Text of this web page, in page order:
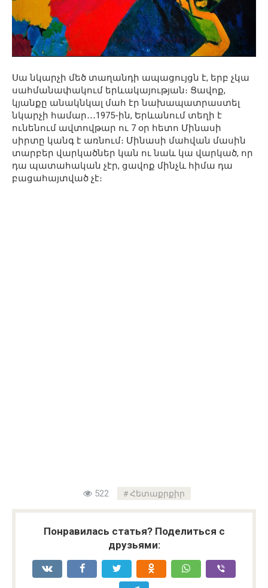
Սա նկարչի մեծ տաղանդի ապացույցն է, երբ չկա
սահմանափակում երևակայության։ Ցավոք,
կյանքը անակնկալ մահ էր նախապատրաստել
նկարչի համար․․․1975-ին, Երևանում տեղի է
ունենում ավտովթար ու 7 օր հետո Մինասի
սիրտը կանգ է առնում։ Մինասի մահվան մասին
տարբեր վարկածներ կան ու նաև կա վարկած, որ
դա պատահական չէր, ցավոք մինչև հիմա դա
բացահայտված չէ։
522 Հետաքրքիր
Понравилась статья? Поделиться с
друзьями: